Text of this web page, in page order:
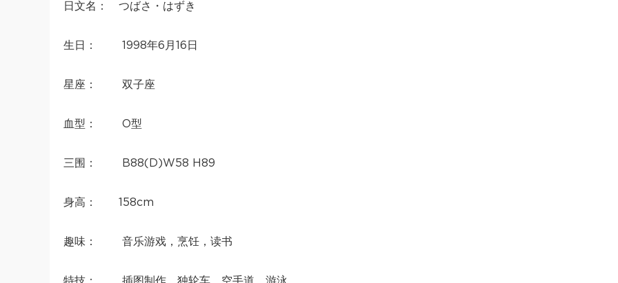
日文名： つばさ・はずき
生日： 1998年6月16日
星座： 双子座
血型： O型
三围： B88(D)W58 H89
身高： 158cm
趣味： 音乐游戏，烹饪，读书